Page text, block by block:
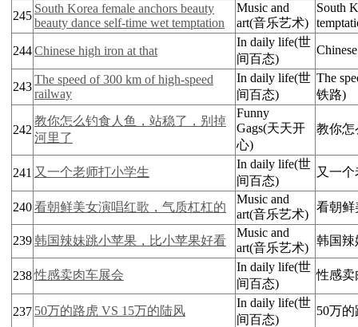
245
South Korea female anchors beauty
beauty dance self-time wet temptation
Music and
art(音乐艺术)
South
244Chinese high iron at that
In daily life(世
间百态)
243
The speed of 300 km of high-speed
railway
In daily life(世
间百态)
The
铁路)
242
教你怎么钓食人鱼，站稳了，别掉
河里了
Funny
Gags(天天开
心)
教你怎
241 又一个老师打小学生
In daily life(世
间百态)
又一
240看朝鲜美女演唱红歌，气质杠杠的
Music and
art(音乐艺术)
看朝鲜
239韩国辣妹跳小苹果，比小苹果好看
Music and
art(音乐艺术)
韩国辣
238性感卖肉车展会
In daily life(世
间百态)
性感卖
237 50万的路虎 VS 15万的陆风
In daily life(世
间百态)
50万